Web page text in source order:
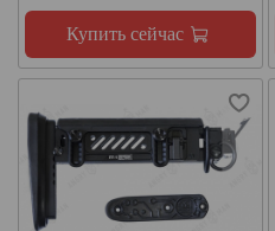
Купить сейчас